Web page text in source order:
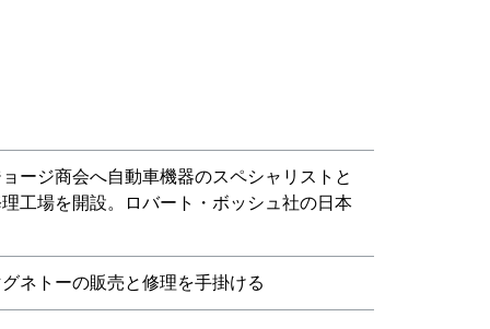
ージ商会へ自動車機器のスペシャリストと
工場を開設。ロバート・ボッシュ社の日本
ネトーの販売と修理を手掛ける